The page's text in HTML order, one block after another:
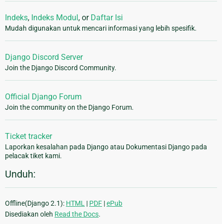
Indeks, Indeks Modul , or Daftar Isi
Mudah digunakan untuk mencari informasi yang lebih spesifik.
Django Discord Server
Join the Django Discord Community.
Official Django Forum
Join the community on the Django Forum.
Ticket tracker
Laporkan kesalahan pada Django atau Dokumentasi Django pada
pelacak tiket kami.
Unduh:
Offline(Django 2.1): HTML | PDF |ePub
Disediakan oleh Read the Docs.